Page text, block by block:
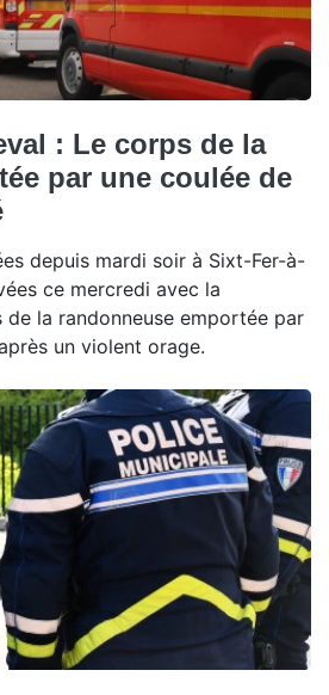
: Le corps de la
par une coulée de
depuis mardi soir à Sixt-Fer-à-
ce mercredi avec la
la randonneuse emportée par
un violent orage.